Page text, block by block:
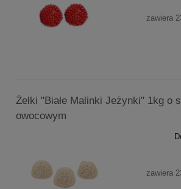
zawiera
Żelki "Białe Malinki Jeżynki" 1kg o
owocowym
zawiera